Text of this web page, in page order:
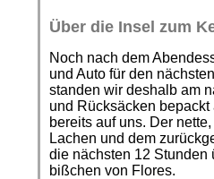
Über die Insel zum
Noch nach dem
und Auto für den
standen wir deshalb am
und Rücksäcken
bereits auf uns. Der
Lachen und dem
die nächsten 12 Stunden
bißchen von Flores.